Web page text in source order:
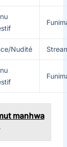
Nudité
manhwa